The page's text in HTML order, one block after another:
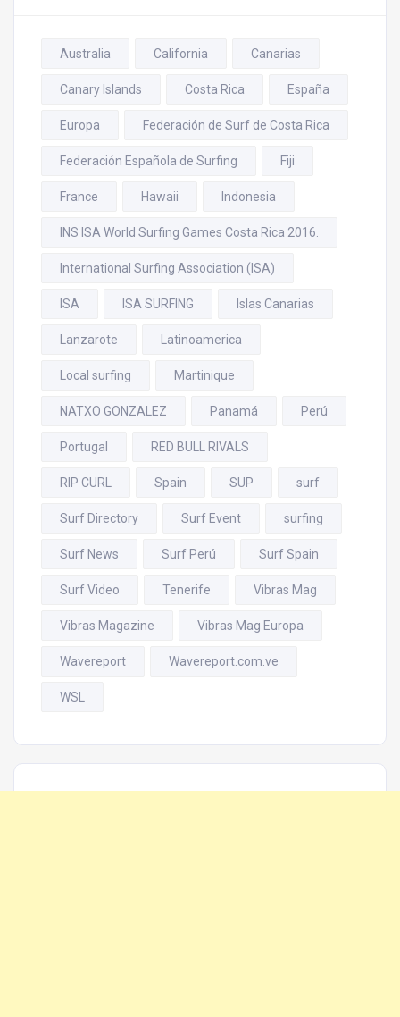
Australia California Canarias
Canary Islands Costa Rica España
Europa Federación de Surf de Costa Rica
Federación Española de Surfing Fiji
France Hawaii Indonesia
INS ISA World Surfing Games Costa Rica 2016.
International Surfing Association (ISA)
ISA ISA SURFING Islas Canarias
Lanzarote Latinoamerica
Local surfing Martinique
NATXO GONZALEZ Panamá Perú
Portugal RED BULL RIVALS
RIP CURL Spain SUP surf
Surf Directory Surf Event surfing
Surf News Surf Perú Surf Spain
Surf Video Tenerife Vibras Mag
Vibras Magazine Vibras Mag Europa
Wavereport Wavereport.com.ve
WSL